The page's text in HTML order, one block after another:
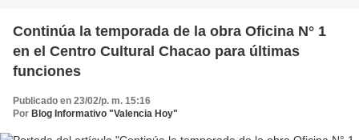
Continúa la temporada de la obra Oficina N° 1
en el Centro Cultural Chacao para últimas
funciones
Publicado en 23/02/p. m. 15:16
Por Blog Informativo "Valencia Hoy"